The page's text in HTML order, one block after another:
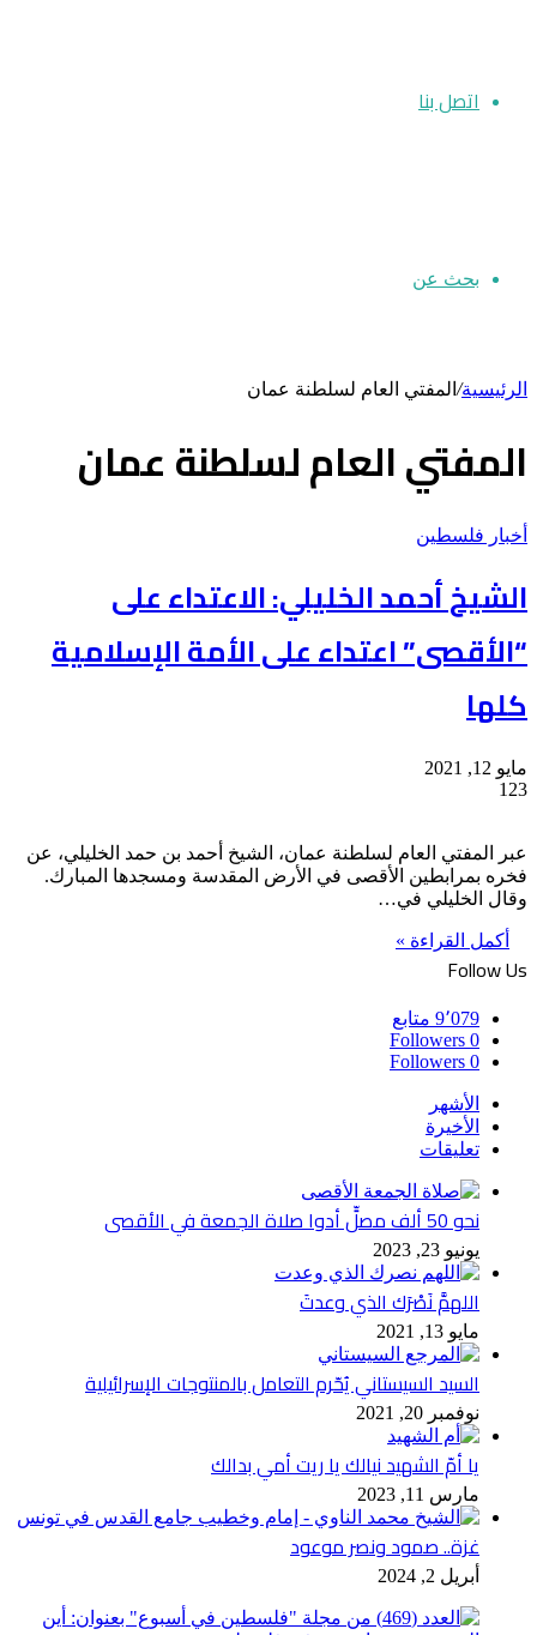
اتصل بنا
بحث عن
الرئيسية/ المفتي العام لسلطنة عمان
المفتي العام لسلطنة عمان
أخبار فلسطين
الشيخ أحمد الخليلي: الاعتداء على
“الأقصى” اعتداء على الأمة الإسلامية
كلها
مايو 12, 2021
123
عبر المفتي العام لسلطنة عمان، الشيخ أحمد بن حمد الخليلي، عن
فخره بمرابطين الأقصى في الأرض المقدسة ومسجدها المبارك.
وقال الخليلي في…
أكمل القراءة »
Follow Us
9٬079 متابع
0
Followers
0
Followers
الأشهر
الأخيرة
تعليقات
نحو 50 ألف مصلٍّ أدوا صلاة الجمعة في الأقصى
يونيو 23, 2023
اللهمَّ نَصْرَك الذي وعدتَ
مايو 13, 2021
السيد السيستاني يُحّرم التعامل بالمنتوجات الإسرائيلية
نوفمبر 20, 2021
يا أمّ الشهيد نيالك يا ريت أمي بدالك
مارس 11, 2023
غزة.. صمود ونصر موعود
أبريل 2, 2024